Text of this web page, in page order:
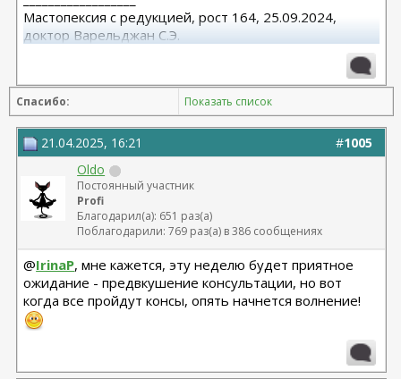
Мастопексия с редукцией, рост 164, 25.09.2024,
доктор Варельджан С.Э.
Спасибо: Показать список
#1005
21.04.2025, 16:21
Oldo
Постоянный участник
Profi
Благодарил(а): 651 раз(а)
Поблагодарили: 769 раз(а) в 386 сообщениях
@IrinaP, мне кажется, эту неделю будет приятное
ожидание - предвкушение консультации, но вот
когда все пройдут консы, опять начнется волнение!